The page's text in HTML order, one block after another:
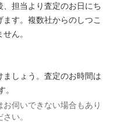
、担当より査定のお日にち
す。複数社からのしつこ
ん。
ましょう。査定のお時間は
。
伺いできない場合もあり
い。